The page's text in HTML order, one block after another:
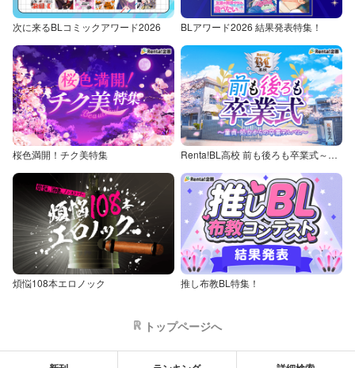
次に来るBLコミックアワード2026 BLアワード2026 結果発表特集！
桜色満開！チク美特集 Renta!BL高校 前も後ろも卒業式～童貞・処女からの卒業アルバム～
煩悩108本エロノック 推し布教BL特集！
トップページへ